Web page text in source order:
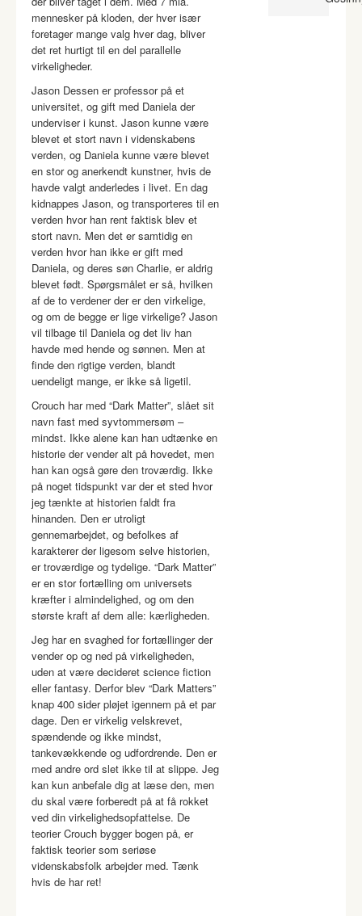
mennesker på kloden, der hver især
foretager mange valg hver dag, bliver
det ret hurtigt til en del parallelle
virkeligheder.
Jason Dessen er professor på et
universitet, og gift med Daniela der
underviser i kunst. Jason kunne være
blevet et stort navn i videnskabens
verden, og Daniela kunne være blevet
en stor og anerkendt kunstner, hvis de
havde valgt anderledes i livet. En dag
kidnappes Jason, og transporteres til en
verden hvor han rent faktisk blev et
stort navn. Men det er samtidig en
verden hvor han ikke er gift med
Daniela, og deres søn Charlie, er aldrig
blevet født. Spørgsmålet er så, hvilken
af de to verdener der er den virkelige,
og om de begge er lige virkelige? Jason
vil tilbage til Daniela og det liv han
havde med hende og sønnen. Men at
finde den rigtige verden, blandt
uendeligt mange, er ikke så ligetil.
Crouch har med “Dark Matter”, slået sit
navn fast med syvtommersøm –
mindst. Ikke alene kan han udtænke en
historie der vender alt på hovedet, men
han kan også gøre den troværdig. Ikke
på noget tidspunkt var der et sted hvor
jeg tænkte at historien faldt fra
hinanden. Den er utroligt
gennemarbejdet, og befolkes af
karakterer der ligesom selve historien,
er troværdige og tydelige. “Dark Matter”
er en stor fortælling om universets
kræfter i almindelighed, og om den
største kraft af dem alle: kærligheden.
Jeg har en svaghed for fortællinger der
vender op og ned på virkeligheden,
uden at være decideret science fiction
eller fantasy. Derfor blev “Dark Matters”
knap 400 sider pløjet igennem på et par
dage. Den er virkelig velskrevet,
spændende og ikke mindst,
tankevækkende og udfordrende. Den er
med andre ord slet ikke til at slippe. Jeg
kan kun anbefale dig at læse den, men
du skal være forberedt på at få rokket
ved din virkelighedsopfattelse. De
teorier Crouch bygger bogen på, er
faktisk teorier som seriøse
videnskabsfolk arbejder med. Tænk
hvis de har ret!